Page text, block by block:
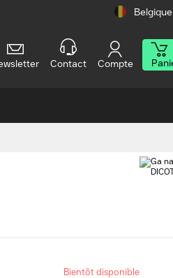
Belgique
Contact Compte
Bientôt disponible